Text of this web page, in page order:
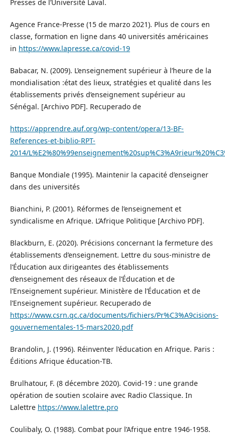
Presses de l’Université Laval.
Agence France-Presse (15 de marzo 2021). Plus de cours en
classe, formation en ligne dans 40 universités américaines
in https://www.lapresse.ca/covid-19
Babacar, N. (2009). L’enseignement supérieur à l’heure de la
mondialisation :état des lieux, stratégies et qualité dans les
établissements privés d’enseignement supérieur au
Sénégal. [Archivo PDF]. Recuperado de
https://apprendre.auf.org/wp-content/opera/13-BF-
References-et-biblio-RPT-
2014/
Banque Mondiale (1995). Maintenir la capacité d’enseigner
dans des universités
Bianchini, P. (2001). Réformes de l’enseignement et
syndicalisme en Afrique. L’Afrique Politique [Archivo PDF].
Blackburn, E. (2020). Précisions concernant la fermeture des
établissements d’enseignement. Lettre du sous-ministre de
l’Éducation aux dirigeantes des établissements
d’enseignement des réseaux de l’Éducation et de
l’Enseignement supérieur. Ministère de l’Éducation et de
l’Enseignement supérieur. Recuperado de
https://www.csrn.qc.ca/documents/fichiers/Pr%C3%A9cisions-
gouvernementales-15-mars2020.pdf
Brandolin, J. (1996). Réinventer l’éducation en Afrique. Paris :
Éditions Afrique éducation-TB.
Brulhatour, F. (8 décembre 2020). Covid-19 : une grande
opération de soutien scolaire avec Radio Classique. In
Lalettre https://www.lalettre.pro
Coulibaly, O. (1988). Combat pour l’Afrique entre 1946-1958.